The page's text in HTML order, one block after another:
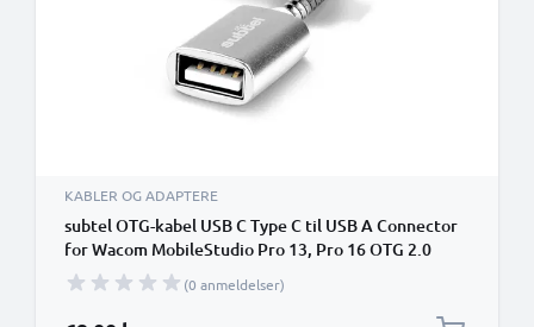
KABLER OG ADAPTERE
subtel OTG-kabel USB C Type C til USB A Connector
for Wacom MobileStudio Pro 13, Pro 16 OTG 2.0
Adapter
(0 anmeldelser)